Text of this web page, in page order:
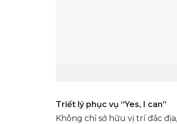
Triết lý phục vụ “Yes, I can”
Không chỉ sở hữu vị trí đắc